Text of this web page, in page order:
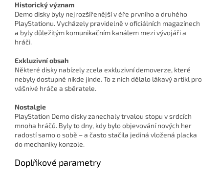
Historický význam
Demo disky byly nejrozšířenější v éře prvního a druhého
PlayStationu. Vycházely pravidelně v oficiálních magazínech
a byly důležitým komunikačním kanálem mezi vývojáři a
hráči.
Exkluzivní obsah
Některé disky nabízely zcela exkluzivní demoverze, které
nebyly dostupné nikde jinde. To z nich dělalo lákavý artikl pro
vášnivé hráče a sběratele.
Nostalgie
PlayStation Demo disky zanechaly trvalou stopu v srdcích
mnoha hráčů. Byly to dny, kdy bylo objevování nových her
radostí samo o sobě – a často stačila jediná vložená placka
do mechaniky konzole.
Doplňkové parametry